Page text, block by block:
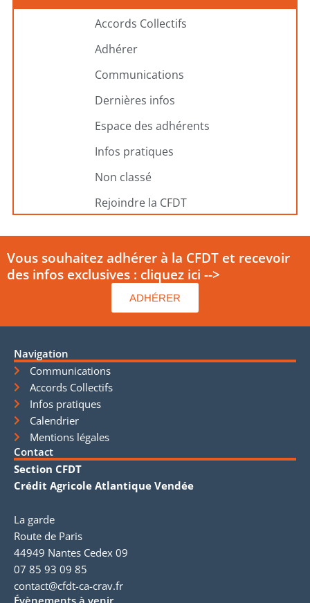
Accords Collectifs
Adhérer
Communications
Dernières infos
Espace des adhérents
Infos pratiques
Non classé
Rejoindre la CFDT
Vous souhaitez adhérer à la CFDT et recevoir
des infos exclusives : cliquez ici -->
ADHÉRER
Navigation
Communications
Accords Collectifs
Infos pratiques
Calendrier
Mentions légales
Contact
Section CFDT
Crédit Agricole Atlantique Vendée
La garde
Route de Paris
44949 Nantes Cedex 09
07 85 93 09 85
contact@cfdt-ca-crav.fr